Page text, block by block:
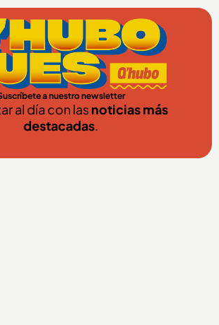
a nuestro newsletter
al día con lasnoticias más
destacadas.